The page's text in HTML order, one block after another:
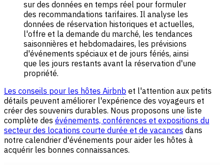
sur des données en temps réel pour formuler
des recommandations tarifaires. Il analyse les
données de réservation historiques et actuelles,
l'offre et la demande du marché, les tendances
saisonnières et hebdomadaires, les prévisions
d'événements spéciaux et de jours fériés, ainsi
que les jours restants avant la réservation d'une
propriété.
Les conseils pour les hôtes Airbnb et l'attention aux petits
détails peuvent améliorer l'expérience des voyageurs et
créer des souvenirs durables. Nous proposons une liste
complète des événements, conférences et expositions du
secteur des locations courte durée et de vacances dans
notre calendrier d'événements pour aider les hôtes à
acquérir les bonnes connaissances.